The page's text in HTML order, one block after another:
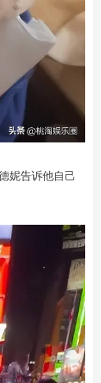
妮告诉他自己